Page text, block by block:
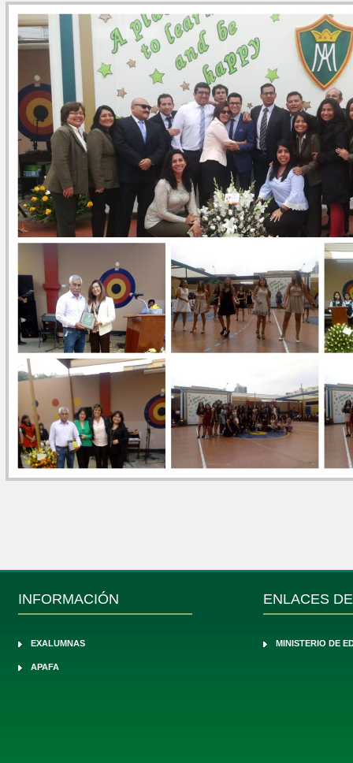
INFORMACIÓN
EXALUMNAS
APAFA
ENLACES
MINISTERIO DE